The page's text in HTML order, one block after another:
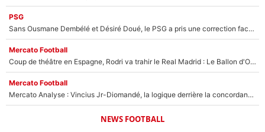
PSG
Sans Ousmane Dembélé et Désiré Doué, le PSG a pris une correction face à Majorque : Luis Enrique attend avec impatience des renforts !
Mercato Football
Coup de théâtre en Espagne, Rodri va trahir le Real Madrid : Le Ballon d'Or a choisi de signer au FC Barcelone !
Mercato Football
Mercato Analyse : Vincius Jr-Diomandé, la logique derrière la concordance des temps
NEWS FOOTBALL